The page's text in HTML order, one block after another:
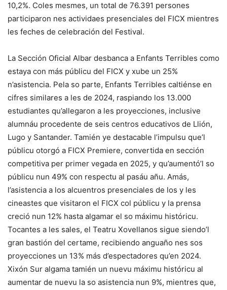
10,2%. Coles mesmes, un total de 76.391 persones
participaron nes actividaes presenciales del FICX mientres
les feches de celebración del Festival.
La Sección Oficial Albar desbanca a Enfants Terribles como
estaya con más públicu del FICX y xube un 25%
n’asistencia. Pela so parte, Enfants Terribles caltiénse en
cifres similares a les de 2024, raspiando los 13.000
estudiantes qu’allegaron a les proyecciones, inclusive
alumnáu procedente de seis centros educativos de Llión,
Lugo y Santander. Tamién ye destacable l’impulsu que’l
públicu otorgó a FICX Premiere, convertida en sección
competitiva per primer vegada en 2025, y qu’aumentó’l so
públicu nun 49% con respectu al pasáu añu. Amás,
l’asistencia a los alcuentros presenciales de los y les
cineastes que visitaron el FICX col públicu y la prensa
creció nun 12% hasta algamar el so máximu históricu.
Tocantes a les sales, el Teatru Xovellanos sigue siendo’l
gran bastión del certame, recibiendo anguaño nes sos
proyecciones un 13% más d’espectadores qu’en 2024.
Xixón Sur algama tamién un nuevu máximu históricu al
aumentar de nuevu la so asistencia nun 9%, mientres que,